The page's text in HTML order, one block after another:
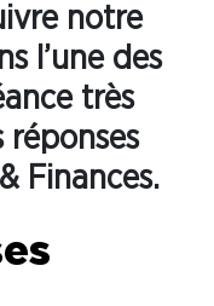
notre
l’une des
très
réponses
Finances.